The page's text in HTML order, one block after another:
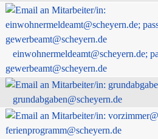
einwohnermeldeamt@scheyern.de;
gewerbeamt@scheyern.de
grundabgaben@scheyern.de